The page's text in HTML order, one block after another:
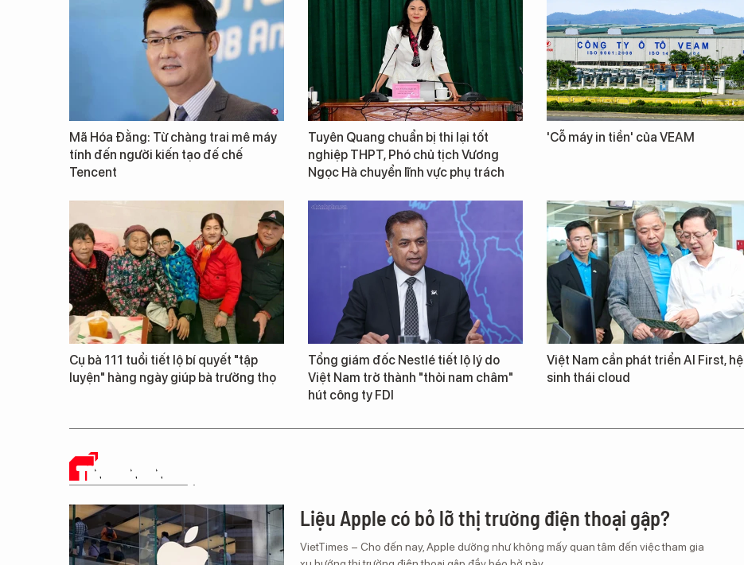
Mã Hóa Đằng: Từ chàng trai mê máy
tính đến người kiến tạo đế chế
Tencent
Tuyên Quang chuẩn bị thi lại tốt
nghiệp THPT, Phó chủ tịch Vương
Ngọc Hà chuyển lĩnh vực phụ trách
'Cỗ máy in tiền' của VEAM
Cụ bà 111 tuổi tiết lộ bí quyết "tập
luyện" hàng ngày giúp bà trường thọ
Tổng giám đốc Nestlé tiết lộ lý do
Việt Nam trở thành "thỏi nam châm"
hút công ty FDI
Việt Nam cần phát triển AI First, hệ
sinh thái cloud
TIN CÔNG NGHỆ
Liệu Apple có bỏ lỡ thị trường điện thoại gập?
VietTimes – Cho đến nay, Apple dường như không mấy quan tâm đến việc tham gia